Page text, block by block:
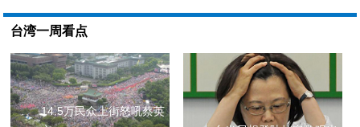
台湾一周看点
14.5万民众上街怒吼蔡英